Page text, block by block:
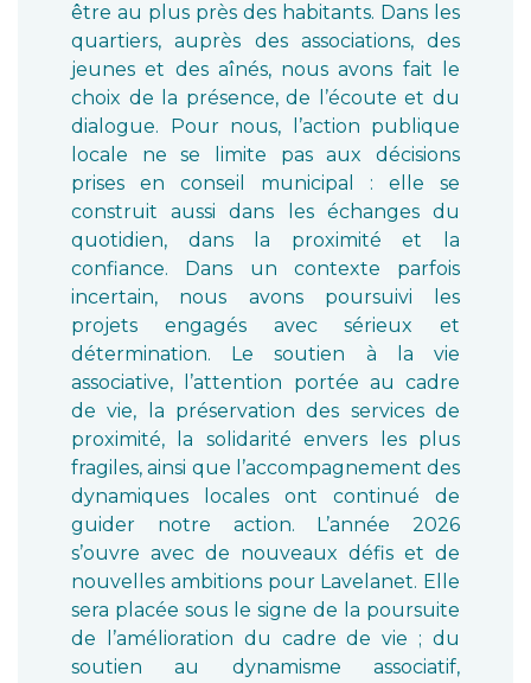
être au plus près des habitants. Dans les
quartiers, auprès des associations, des
jeunes et des aînés, nous avons fait le
choix de la présence, de l’écoute et du
dialogue. Pour nous, l’action publique
locale ne se limite pas aux décisions
prises en conseil municipal : elle se
construit aussi dans les échanges du
quotidien, dans la proximité et la
confiance. Dans un contexte parfois
incertain, nous avons poursuivi les
projets engagés avec sérieux et
détermination. Le soutien à la vie
associative, l’attention portée au cadre
de vie, la préservation des services de
proximité, la solidarité envers les plus
fragiles, ainsi que l’accompagnement des
dynamiques locales ont continué de
guider notre action. L’année 2026
s’ouvre avec de nouveaux défis et de
nouvelles ambitions pour Lavelanet. Elle
sera placée sous le signe de la poursuite
de l’amélioration du cadre de vie ; du
soutien au dynamisme associatif,